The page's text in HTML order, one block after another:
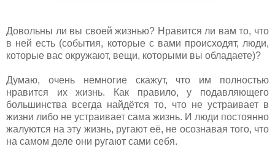
Довольны ли вы своей жизнью? Нравится ли вам то, что
в ней есть (события, которые с вами происходят, люди,
которые вас окружают, вещи, которыми вы обладаете)?
Думаю, очень немногие скажут, что им полностью
нравится их жизнь. Как правило, у подавляющего
большинства всегда найдётся то, что не устраивает в
жизни либо не устраивает сама жизнь. И люди постоянно
жалуются на эту жизнь, ругают её, не осознавая того, что
на самом деле они ругают сами себя.